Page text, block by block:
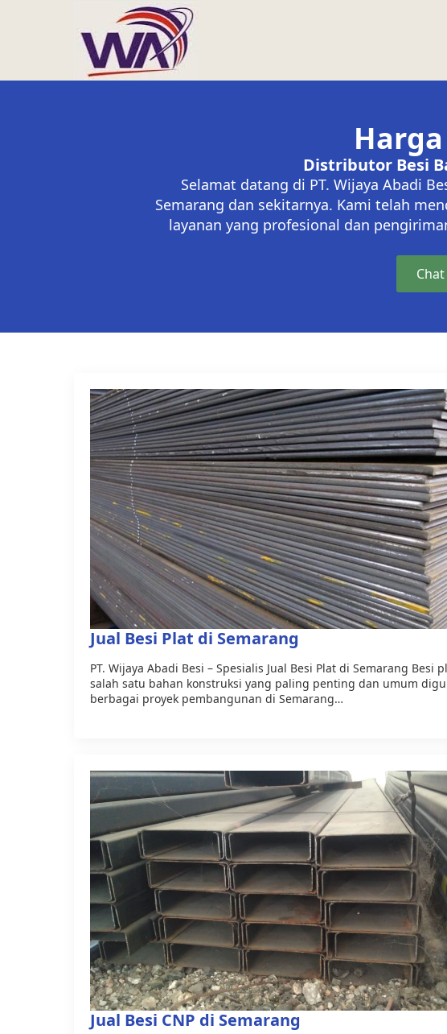
Distributor Besi
Selamat datang di PT. Wijaya Abadi
Semarang dan sekitarnya. Kami telah
layanan yang profesional dan
Jual Besi Plat di Semarang
PT. Wijaya Abadi Besi – Spesialis Jual Besi Plat di Semarang Besi
salah satu bahan konstruksi yang paling penting dan umum
berbagai proyek pembangunan di Semarang…
Jual Besi CNP di Semarang